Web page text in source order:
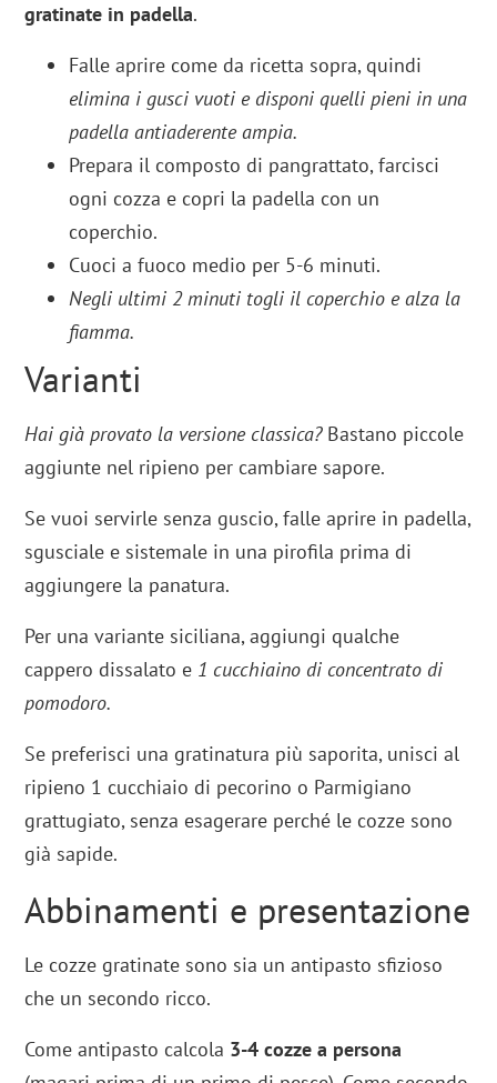
gratinate in padella.
Falle aprire come da ricetta sopra, quindi
elimina i gusci vuoti e disponi quelli pieni in una
padella antiaderente ampia.
Prepara il composto di pangrattato, farcisci
ogni cozza e copri la padella con un
coperchio.
Cuoci a fuoco medio per 5-6 minuti.
Negli ultimi 2 minuti togli il coperchio e alza la
fiamma.
Varianti
Hai già provato la versione classica?Bastano piccole
aggiunte nel ripieno per cambiare sapore.
Se vuoi servirle senza guscio, falle aprire in padella,
sgusciale e sistemale in una pirofila prima di
aggiungere la panatura.
Per una variante siciliana, aggiungi qualche
cappero dissalato e 1 cucchiaino di concentrato di
pomodoro.
Se preferisci una gratinatura più saporita, unisci al
ripieno 1 cucchiaio di pecorino o Parmigiano
grattugiato, senza esagerare perché le cozze sono
già sapide.
Abbinamenti e presentazione
Le cozze gratinate sono sia un antipasto sfizioso
che un secondo ricco.
Come antipasto calcola 3-4 cozze a persona